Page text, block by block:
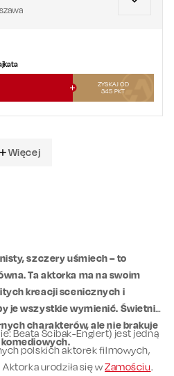
ZYSKAJ OD
345 PKT
Więcej
szczery uśmiech – to
Ta aktorka ma na swoim
kreacji scenicznych i
je wszystkie wymienić. Świetnie
charakterów, ale nie brakuje
Beata Ścibak-Englert) jest jedną
polskich aktorek filmowych,
urodziła się wZamościu.